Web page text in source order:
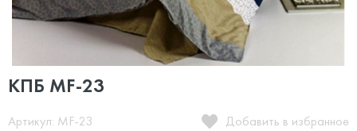
КПБ MF-23
Артикул: MF-23
Добавить в избранное